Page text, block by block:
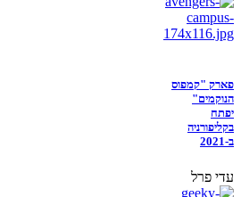
פארק "קמפוס
הנוקמים"
יפתח
בקליפורניה
ב-2021
עדי פרל